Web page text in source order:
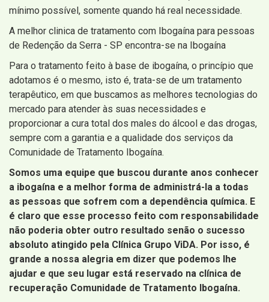
mínimo possível, somente quando há real necessidade.
A melhor clinica de tratamento com Ibogaína para pessoas
de Redenção da Serra - SP encontra-se na Ibogaína
Para o tratamento feito à base de ibogaína, o princípio que
adotamos é o mesmo, isto é, trata-se de um tratamento
terapêutico, em que buscamos as melhores tecnologias do
mercado para atender às suas necessidades e
proporcionar a cura total dos males do álcool e das drogas,
sempre com a garantia e a qualidade dos serviços da
Comunidade de Tratamento Ibogaína.
Somos uma equipe que buscou durante anos conhecer
a ibogaína e a melhor forma de administrá-la a todas
as pessoas que sofrem com a dependência química. E
é claro que esse processo feito com responsabilidade
não poderia obter outro resultado senão o sucesso
absoluto atingido pela Clínica Grupo ViDA. Por isso, é
grande a nossa alegria em dizer que podemos lhe
ajudar e que seu lugar está reservado na clínica de
recuperação Comunidade de Tratamento Ibogaína.